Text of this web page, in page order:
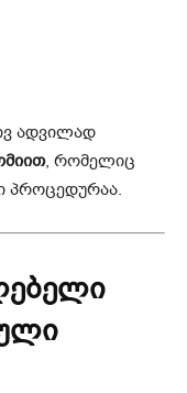
ადვილად
, რომელიც
პროცედურაა.